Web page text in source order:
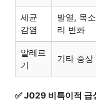
세균
감염
발열, 목소
리 변화
알레르
기
기타 증상
✅J029 비특이적 급